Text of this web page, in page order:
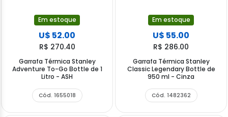
Em estoque
U$ 52.00
R$ 270.40
Garrafa Térmica Stanley
Adventure To-Go Bottle de 1
Litro - ASH
Cód. 1655018
Em estoque
U$ 55.00
R$ 286.00
Garrafa Térmica Stanley
Classic Legendary Bottle de
950 ml - Cinza
Cód. 1482362